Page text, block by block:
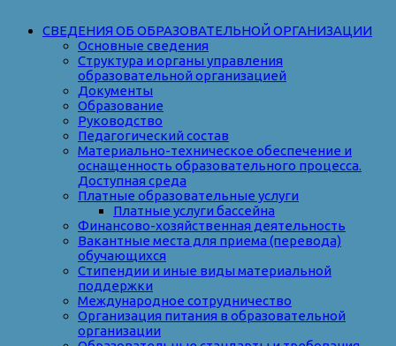
СВЕДЕНИЯ ОБ ОБРАЗОВАТЕЛЬНОЙ ОРГАНИЗАЦИИ
Основные сведения
Структура и органы управления
образовательной организацией
Документы
Образование
Руководство
Педагогический состав
Материально-техническое обеспечение и
оснащенность образовательного процесса.
Доступная среда
Платные образовательные услуги
Платные услуги бассейна
Финансово-хозяйственная деятельность
Вакантные места для приема (перевода)
обучающихся
Стипендии и иные виды материальной
поддержки
Международное сотрудничество
Организация питания в образовательной
организации